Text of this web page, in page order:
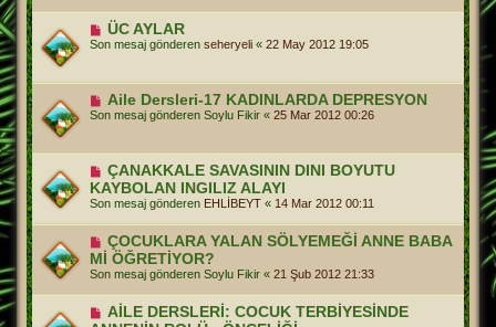
ÜC AYLAR
Son mesaj gönderen seheryeli « 22 May 2012 19:05
Aile Dersleri-17 KADINLARDA DEPRESYON
Son mesaj gönderen Soylu Fikir « 25 Mar 2012 00:26
ÇANAKKALE SAVASININ DINI BOYUTU
KAYBOLAN INGILIZ ALAYI
Son mesaj gönderen EHLİBEYT « 14 Mar 2012 00:11
ÇOCUKLARA YALAN SÖLYEMEĞİ ANNE BABA
Mİ ÖĞRETİYOR?
Son mesaj gönderen Soylu Fikir « 21 Şub 2012 21:33
AİLE DERSLERİ: COCUK TERBİYESİNDE